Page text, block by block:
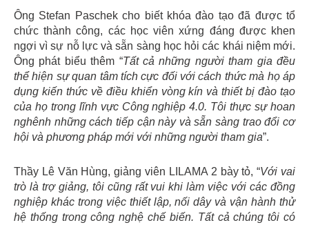
Ông Stefan Paschek cho biết khóa đào tạo đã được tổ
chức thành công, các học viên xứng đáng được khen
ngợi vì sự nỗ lực và sẵn sàng học hỏi các khái niệm mới.
Ông phát biểu thêm “Tất cả những người tham gia đều
thể hiện sự quan tâm tích cực đối với cách thức mà họ áp
dụng kiến ​​thức về điều khiển vòng kín và thiết bị đào tạo
của họ trong lĩnh vực Công nghiệp 4.0. Tôi thực sự hoan
nghênh những cách tiếp cận này và sẵn sàng trao đổi cơ
hội và phương pháp mới với những người tham gia”.
Thầy Lê Văn Hùng, giảng viên LILAMA 2 bày tỏ, “Với vai
trò là trợ giảng, tôi cũng rất vui khi làm việc với các đồng
nghiệp khác trong việc thiết lập, nối dây và vận hành thử
hệ thống trong công nghệ chế biến. Tất cả chúng tôi có